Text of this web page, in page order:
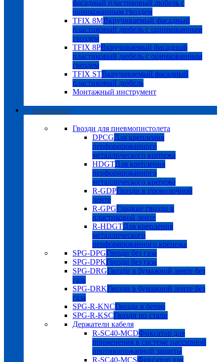
фасадный пластиковый дюбель с
оцинкованным гвоздем
TFIX 8MВкручиваемый фасадный
пластиковый дюбель с оцинкованным
гвоздем
TFIX 8PВкручиваемый фасадный
пластиковый дюбель с оцинкованным
гвоздем
TFIX STВкручиваемый фасадный
пластиковый дюбель
Монтажный инструмент
Расходники
Гвозди для пневмопистолета
DPCGДля крепления
перфорированного
металлического крепежа
HDGTДля крепления
перфорированного
металлического крепежа
R-GDPГвозди в проволочной
ленте
R-GPGГладкие гвозди в
пластиковой ленте
R-HDGTДля крепления
металлического
перфорированного крепежа
SPG-DPGГвозди без газа
SPG-DPKГвозди без газа
SPG-DRGГвозди в бумажной ленте без
газа
SPG-DRKГвозди в бумажной ленте без
газа
SPG-R-KNCГвозди в бетон
SPG-R-KSCГвозди по стали
Держатели кабеля
R-SC40-MCDФиксатор для
применения в системе пассивной
противопожарной защиты
R-SC40-MCSФиксатор для